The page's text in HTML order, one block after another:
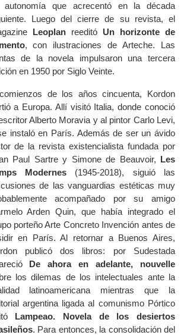
autonomía que acrecentó en la década
Luego del cierre de su revista, el
Leoplan reeditó Un horizonte de
,
con ilustraciones de Arteche. Las
de la novela impulsaron una tercera
en 1950 por Siglo Veinte.
de los años cincuenta, Kordon
a Europa. Allí visitó Italia, donde conoció
Alberto Moravia y al pintor Carlo Levi,
instaló en París. Además de ser un ávido
de la revista existencialista fundada por
Paul Sartre y Simone de Beauvoir, Les
Modernes
(1945-2018), siguió las
de las vanguardias estéticas muy
acompañado por su amigo
Arden Quin, que había integrado el
porteño Arte Concreto Invención antes de
en París. Al retornar a Buenos Aires,
publicó dos libros: por Sudestada
De ahora en adelante, nouvelle
los dilemas de los intelectuales ante la
latinoamericana mientras que la
argentina ligada al comunismo Pórtico
Lampeao. Novela de los desiertos
. Para entonces, la consolidación del